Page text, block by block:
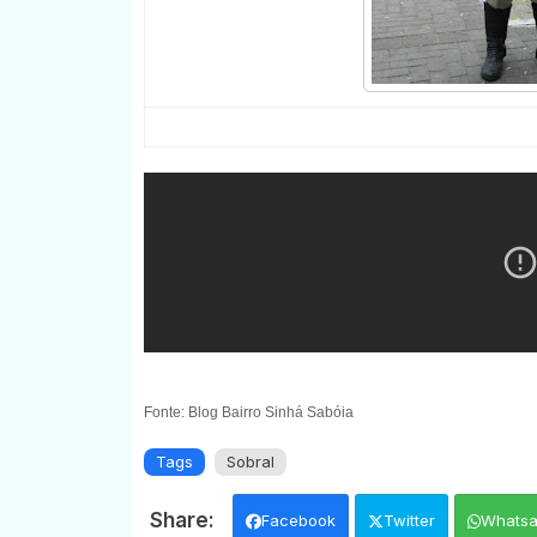
Fonte: Blog Bairro Sinhá Sabóia
Tags Sobral
Facebook Twitter